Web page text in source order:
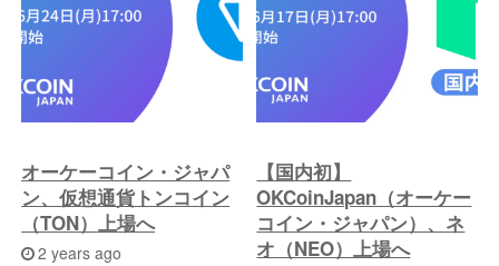
投
稿
オーケーコイン・ジャパ
ン、仮想通貨トンコイン
（TON）上場へ
2 years ago
【国内初】
OKCoinJapan（オーケー
コイン・ジャパン）、ネ
オ（NEO）上場へ